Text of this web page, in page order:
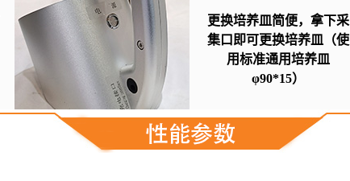
更换培养皿简便，拿下采
集口即可更换培养皿（使
用标准通用培养皿
φ90*15）